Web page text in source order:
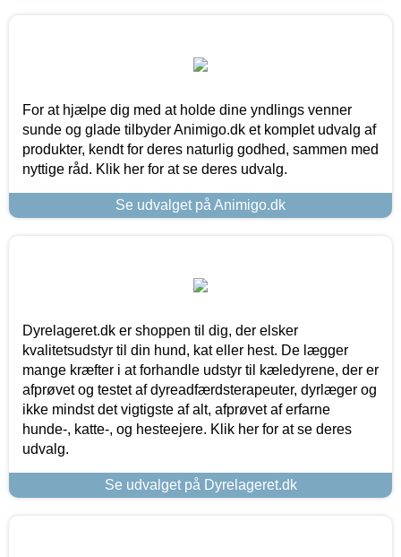
For at hjælpe dig med at holde dine yndlings venner
sunde og glade tilbyder Animigo.dk et komplet udvalg af
produkter, kendt for deres naturlig godhed, sammen med
nyttige råd. Klik her for at se deres udvalg.
Se udvalget på Animigo.dk
Dyrelageret.dk er shoppen til dig, der elsker
kvalitetsudstyr til din hund, kat eller hest. De lægger
mange kræfter i at forhandle udstyr til kæledyrene, der er
afprøvet og testet af dyreadfærdsterapeuter, dyrlæger og
ikke mindst det vigtigste af alt, afprøvet af erfarne
hunde-, katte-, og hesteejere. Klik her for at se deres
udvalg.
Se udvalget på Dyrelageret.dk